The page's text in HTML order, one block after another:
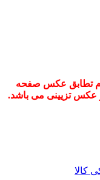
عدم تطابق عکس صفحه
عکس تزیینی می باشد.
کالا